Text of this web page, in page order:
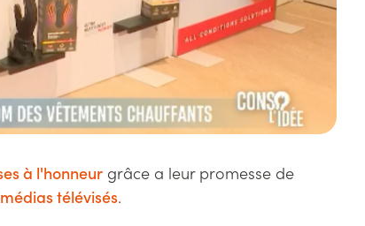
à l'honneur grâce a leur promesse de
télévisés.